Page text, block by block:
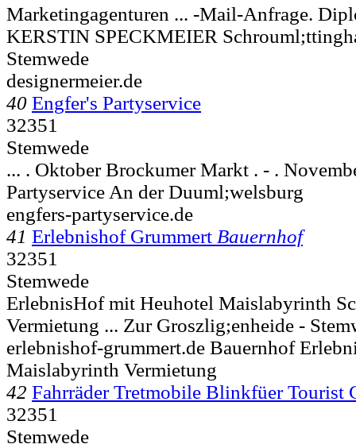
Marketingagenturen ... -Mail-Anfrage.
KERSTIN SPECKMEIER
Stemwede
designermeier.de
40 Engfer's Partyservice
32351
Stemwede
... . Oktober Brockumer Markt . - .
Partyservice An der Duuml;welsburg
engfers-partyservice.de
41 Erlebnishof Grummert Bauernhof
32351
Stemwede
ErlebnisHof mit Heuhotel Maislabyrinth
Vermietung ... Zur Groszlig;enheide -
erlebnishof-grummert.de Bauernhof
Maislabyrinth Vermietung
42 Fahrräder Tretmobile Blinkfüer Tourist
32351
Stemwede